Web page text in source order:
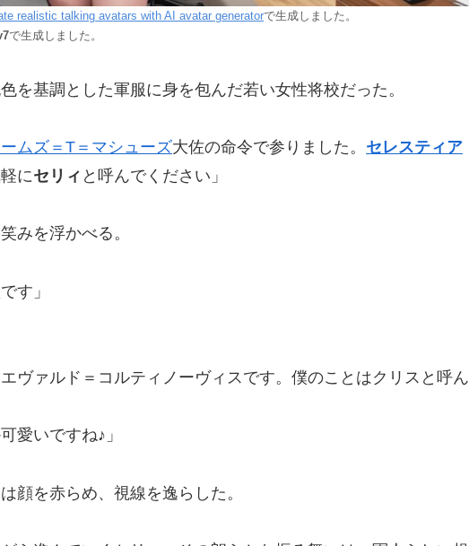
realistic talking avatars with AI avatar generatorで生成しました。
で生成しました。
を基調とした軍服に身を包んだ若い女性将校だった。
ムズ＝T＝マシューズ大佐の命令で参りました。 セレスティア
にセリィ と呼んでください」
みを浮かべる。
す」
ヴァルド＝コルティノーヴィスです。僕のことはクリスと呼ん
愛いですね♪」
顔を赤らめ、視線を逸らした。